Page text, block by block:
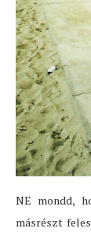
NE mondd,
másrészt